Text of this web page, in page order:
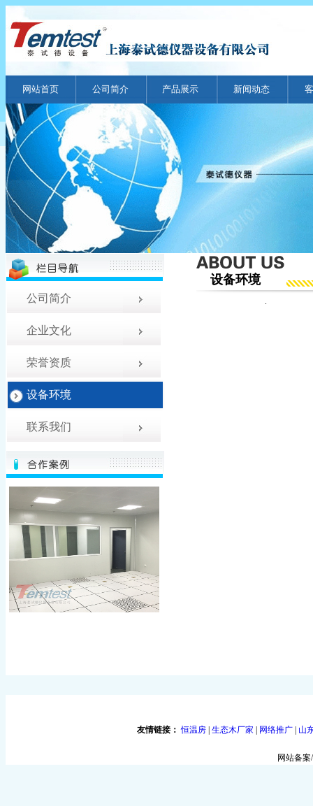
网站首页 公司简介 产品展示 新闻动态
公司简介
企业文化
荣誉资质
设备环境
联系我们
设备环境
.
友情链接： 恒温房| 生态木厂家 网络推广| 山
网站备